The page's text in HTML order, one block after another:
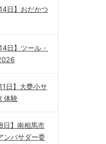
日】おだかつ
日】ツール・
日】大甕小サ
体験
日】南相馬市
ンバサダー委